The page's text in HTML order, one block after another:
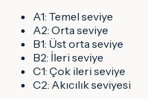
A1: Temel seviye
A2: Orta seviye
B1: Üst orta seviye
B2: İleri seviye
C1: Çok ileri seviye
C2: Akıcılık seviyesi